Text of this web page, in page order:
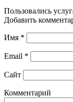
Пользовались
Добавить
Имя *
Email *
Сайт
Комментарий